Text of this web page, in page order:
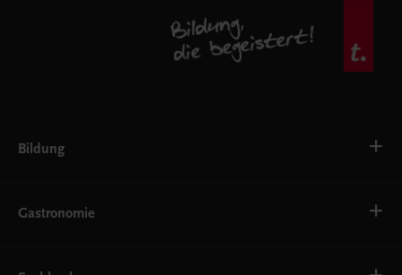
Bildung
AHS
EWF/ZWF
Gastronomie